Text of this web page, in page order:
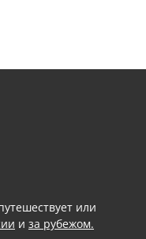
или
и за рубежом.